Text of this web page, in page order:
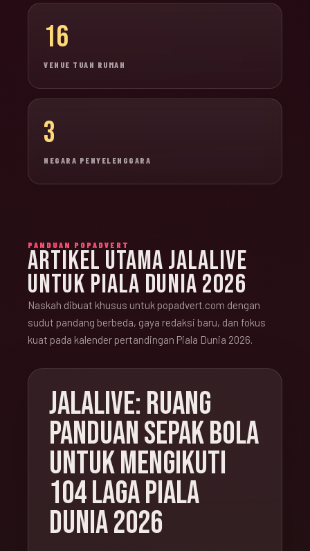
16
VENUE TUAN RUMAH
3
NEGARA PENYELENGGARA
PANDUAN POPADVERT
ARTIKEL UTAMA JALALIVE
UNTUK PIALA DUNIA 2026
Naskah dibuat khusus untuk popadvert.com dengan
sudut pandang berbeda, gaya redaksi baru, dan fokus
kuat pada kalender pertandingan Piala Dunia 2026.
JALALIVE: RUANG
PANDUAN SEPAK BOLA
UNTUK MENGIKUTI
104 LAGA PIALA
DUNIA 2026